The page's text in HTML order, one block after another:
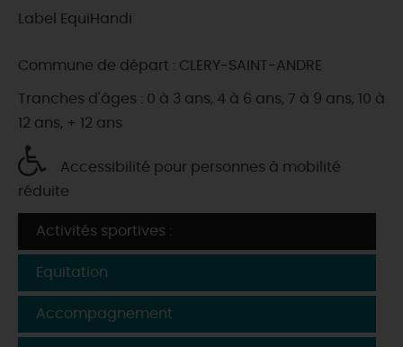
Label EquiHandi
Commune de départ : CLERY-SAINT-ANDRE
Tranches d'âges : 0 à 3 ans, 4 à 6 ans, 7 à 9 ans, 10 à
12 ans, + 12 ans
Accessibilité pour personnes à mobilité
réduite
Activités sportives :
Equitation
Accompagnement